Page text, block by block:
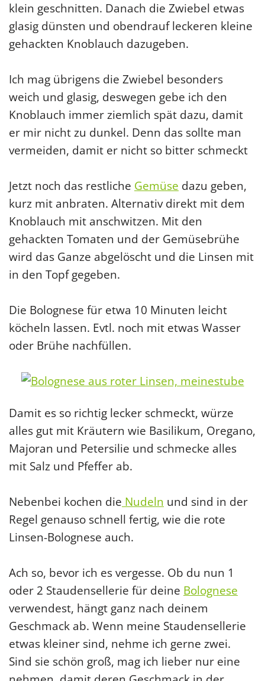
klein geschnitten. Danach die Zwiebel etwas
glasig dünsten und obendrauf leckeren kleine
gehackten Knoblauch dazugeben.
Ich mag übrigens die Zwiebel besonders
weich und glasig, deswegen gebe ich den
Knoblauch immer ziemlich spät dazu, damit
er mir nicht zu dunkel. Denn das sollte man
vermeiden, damit er nicht so bitter schmeckt
Jetzt noch das restliche Gemüse dazu geben,
kurz mit anbraten. Alternativ direkt mit dem
Knoblauch mit anschwitzen. Mit den
gehackten Tomaten und der Gemüsebrühe
wird das Ganze abgelöscht und die Linsen mit
in den Topf gegeben.
Die Bolognese für etwa 10 Minuten leicht
köcheln lassen. Evtl. noch mit etwas Wasser
oder Brühe nachfüllen.
Damit es so richtig lecker schmeckt, würze
alles gut mit Kräutern wie Basilikum, Oregano,
Majoran und Petersilie und schmecke alles
mit Salz und Pfeffer ab.
Nebenbei kochen die Nudeln und sind in der
Regel genauso schnell fertig, wie die rote
Linsen-Bolognese auch.
Ach so, bevor ich es vergesse. Ob du nun 1
oder 2 Staudensellerie für deine Bolognese
verwendest, hängt ganz nach deinem
Geschmack ab. Wenn meine Staudensellerie
etwas kleiner sind, nehme ich gerne zwei.
Sind sie schön groß, mag ich lieber nur eine